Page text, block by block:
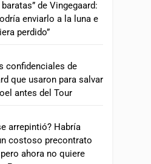
de Vingegaard:
enviarlo a la luna e
perdido”
confidenciales de
que usaron para salvar
antes del Tour
arrepintió? Habría
costoso precontrato
ahora no quiere